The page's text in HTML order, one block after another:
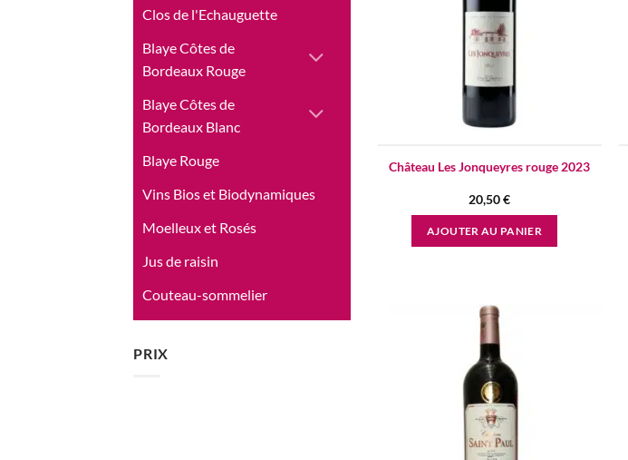
Clos de l'Echauguette
Blaye Côtes de
Bordeaux Rouge
Blaye Côtes de
Bordeaux Blanc
Blaye Rouge
Vins Bios et Biodynamiques
Moelleux et Rosés
Jus de raisin
Couteau-sommelier
PRIX
Château Les Jonqueyres rouge 2023
20,50€
AJOUTER AU PANIER